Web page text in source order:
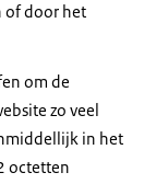
of door het
om de
zo veel
in het
octetten